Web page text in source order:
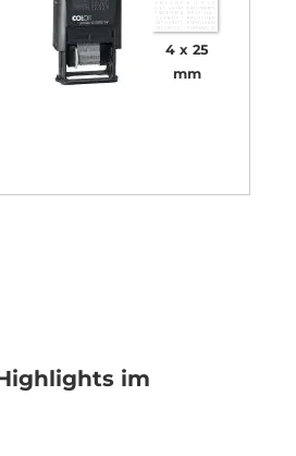
4 x 25
mm
im